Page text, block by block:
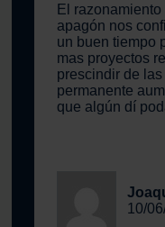
El
apagón nos
un buen tiempo
mas proyectos
prescindir de
permanente
que algún dí
10/